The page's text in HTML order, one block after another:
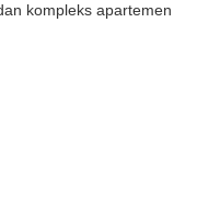
kompleks apartemen